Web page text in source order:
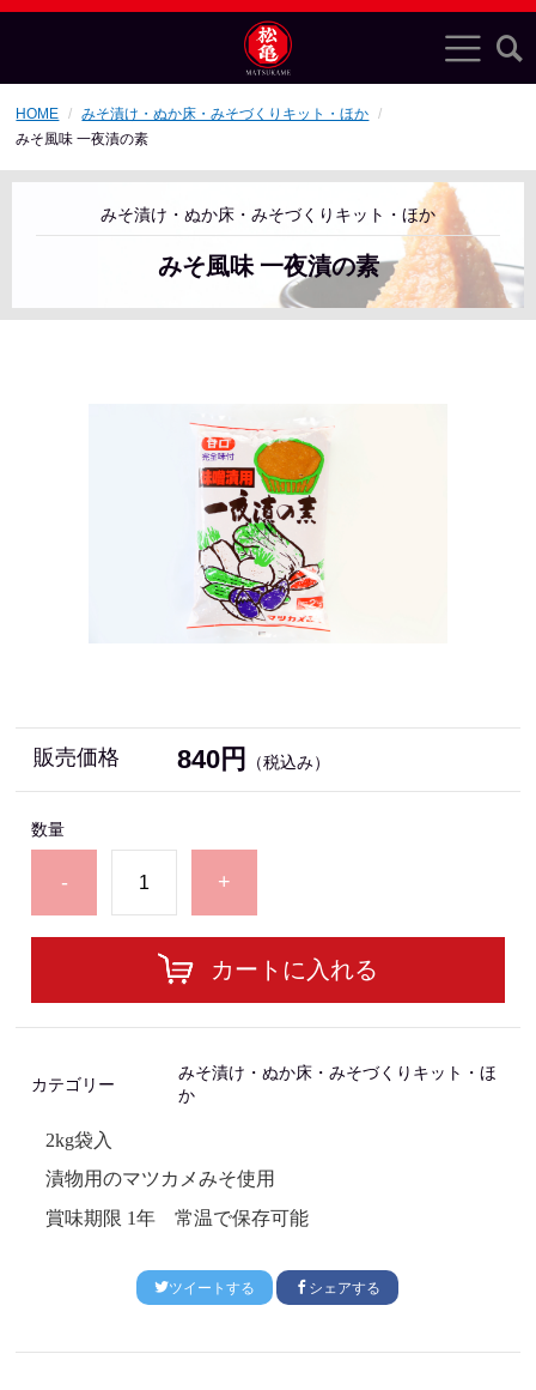
HOME
みそ漬け・ぬか床・みそづくりキット・ほか
みそ風味 一夜漬の素
みそ漬け・ぬか床・みそづくりキット・ほか
みそ風味 一夜漬の素
販売価格 840円 （税込み）
数量
- +
カートに入れる
カテゴリー
みそ漬け・ぬか床・みそづくりキット・ほ
か
2kg袋入
漬物用のマツカメみそ使用
賞味期限 1年 常温で保存可能
ツイートする シェアする